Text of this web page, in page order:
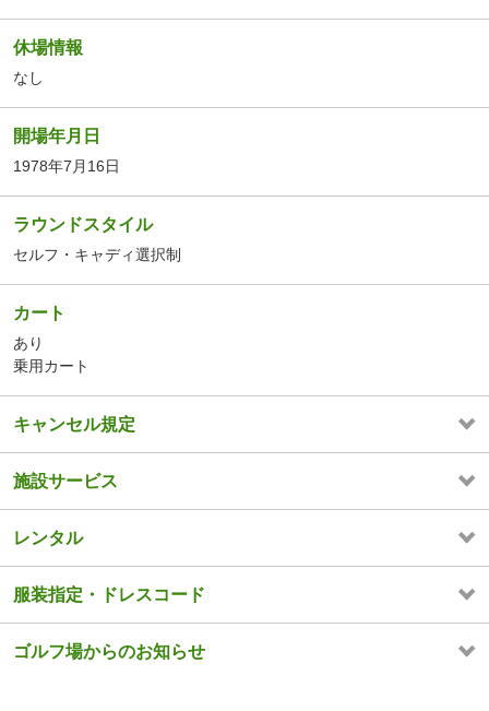
休場情報
なし
開場年月日
1978年7月16日
ラウンドスタイル
セルフ・キャディ選択制
カート
あり
乗用カート
キャンセル規定
施設サービス
レンタル
服装指定・ドレスコード
ゴルフ場からのお知らせ